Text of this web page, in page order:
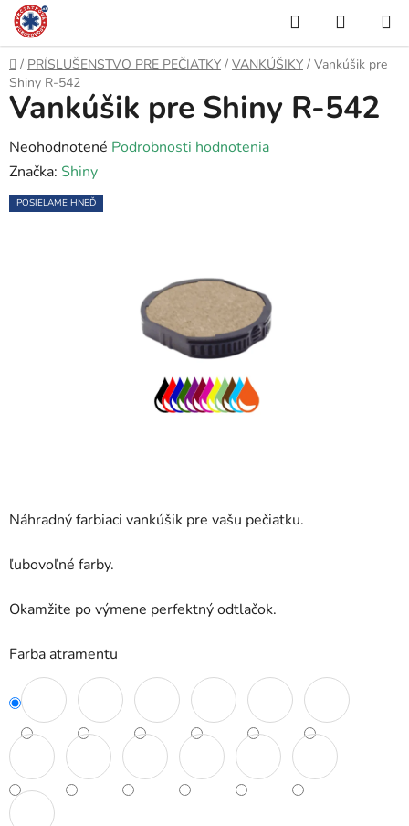
Prejsť
na
obsah
Hľadať
KOŠÍK
Domov
/ PRÍSLUŠENSTVO PRE PEČIATKY / VANKÚŠIKY / Vankúšik pre
Shiny R-542
Náhradný farbiaci vankúšik pre vašu pečiatku.
ľubovoľné farby.
Okamžite po výmene perfektný odtlačok.
Farba atramentu
Vankúšik pre Shiny R-542
Priemerné
hodnotenie
produktu
Neohodnotené Podrobnosti hodnotenia
Značka: Shiny
POSIELAME HNEĎ